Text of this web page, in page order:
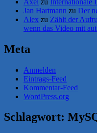
Jan Hartmann zu Der
Alex zu Zählt der
wenn das Video mit
Meta
Anmelden
Eintrags-Feed
Kommentar-Feed
WordPress.org
Schlagwort: